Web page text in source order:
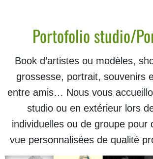
Portofolio studio/
Book d’artistes ou modèles,
grossesse, portrait, souvenirs
entre amis… Nous vous
studio ou en extérieur lors
individuelles ou de groupe pour
vue personnalisées de qualité